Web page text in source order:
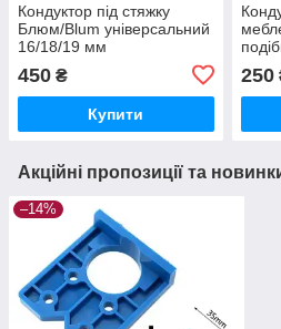
Кондуктор під стяжку
Блюм/Blum універсальний
16/18/19 мм
450 ₴
Купити
250
Акційні пропозиції та
–14%